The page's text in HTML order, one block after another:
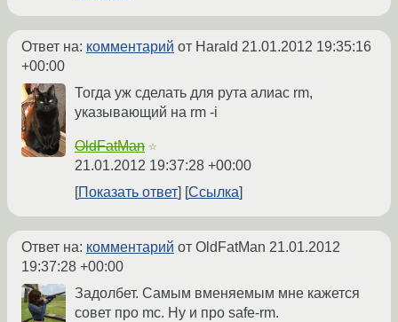
Ответ на: комментарий от Harald 21.01.2012 19:35:16
+00:00
Тогда уж сделать для рута алиас rm,
указывающий на rm -i
OldFatMan ☆
21.01.2012 19:37:28 +00:00
Показать ответ
Ссылка
Ответ на: комментарий от OldFatMan 21.01.2012
19:37:28 +00:00
Задолбет. Самым вменяемым мне кажется
совет про mc. Ну и про safe-rm.